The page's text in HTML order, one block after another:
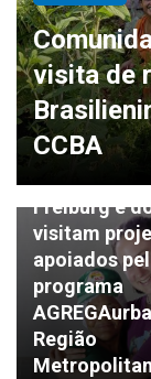
visita de
CCBA
AGREGA
Freiburg e
visitam
apoiados
programa
Região